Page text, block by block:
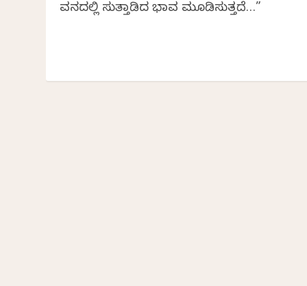
ವನದಲ್ಲಿ ಸುತ್ತಾಡಿದ ಭಾವ ಮೂಡಿಸುತ್ತದೆ…”